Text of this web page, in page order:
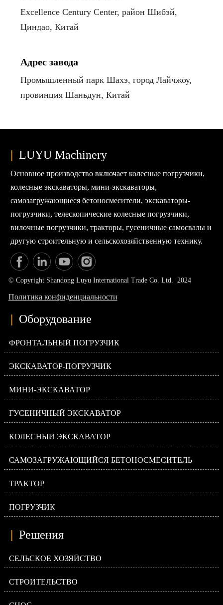
Excellence Century Center, район Шибэй,
Циндао, Китай
Адрес завода
Промышленный парк Шахэ, город Лайчжоу,
провинция Шаньдун, Китай
| LUYU Machinery
Основное производство включает колесные погрузчики,
колесные экскаваторы, мини-экскаваторы,
самозагружающиеся бетоносмесители, экскаваторы-
погрузчики, телескопические колесные погрузчики,
вилочные погрузчики, тракторы, гусеничные самосвалы и
другую строительную и сельскохозяйственную технику.
© Copyright Shandong Luyu International Trade Co. Ltd. 2024
Политика конфиденциальности
| Оборудование
ФРОНТАЛЬНЫЙ ПОГРУЗЧИК
ЭКСКАВАТОР-ПОГРУЗЧИК
МИНИ-ЭКСКАВАТОР
ГУСЕНИЧНЫЙ ЭКСКАВАТОР
КОЛЕСНЫЙ ЭКСКАВАТОР
САМОЗАГРУЖАЮЩИЙСЯ БЕТОНОСМЕСИТЕЛЬ
ТРАКТОР
ПОГРУЗЧИК
Решения
СЕЛЬСКОЕ ХОЗЯЙСТВО
СТРОИТЕЛЬСТВО